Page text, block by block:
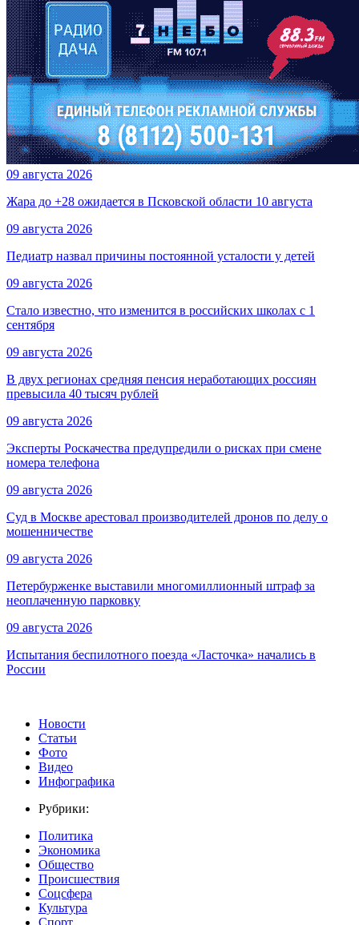
09 августа 2026
Жара до +28 ожидается в Псковской области 10 августа
09 августа 2026
Педиатр назвал причины постоянной усталости у детей
09 августа 2026
Стало известно, что изменится в российских школах с 1
сентября
09 августа 2026
В двух регионах средняя пенсия неработающих россиян
превысила 40 тысяч рублей
09 августа 2026
Эксперты Роскачества предупредили о рисках при смене
номера телефона
09 августа 2026
Суд в Москве арестовал производителей дронов по делу о
мошенничестве
09 августа 2026
Петербурженке выставили многомиллионный штраф за
неоплаченную парковку
09 августа 2026
Испытания беспилотного поезда «Ласточка» начались в
России
Новости
Статьи
Фото
Видео
Инфографика
Рубрики:
Политика
Экономика
Общество
Происшествия
Соцсфера
Культура